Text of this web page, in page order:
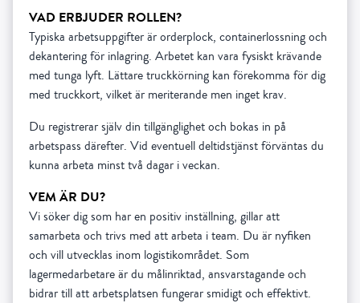
VAD ERBJUDER ROLLEN?
Typiska arbetsuppgifter är orderplock, containerlossning och
dekantering för inlagring. Arbetet kan vara fysiskt krävande
med tunga lyft. Lättare truckkörning kan förekomma för dig
med truckkort, vilket är meriterande men inget krav.
Du registrerar själv din tillgänglighet och bokas in på
arbetspass därefter. Vid eventuell deltidstjänst förväntas du
kunna arbeta minst två dagar i veckan.
VEM ÄR DU?
Vi söker dig som har en positiv inställning, gillar att
samarbeta och trivs med att arbeta i team. Du är nyfiken
och vill utvecklas inom logistikområdet. Som
lagermedarbetare är du målinriktad, ansvarstagande och
bidrar till att arbetsplatsen fungerar smidigt och effektivt.